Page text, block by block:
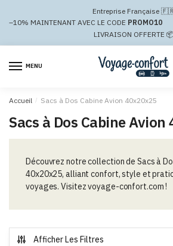
navigation
Entreprise Française
–10% MAINTENANT AVEC LE CODE PROMO10
LIVRAISON OFFERTE
MENU
Accueil / Sacs à Dos Cabine Avion 40x20x25
Sacs à Dos Cabine Avion
Découvrez notre collection de Sacs à
40x20x25, alliant confort, style et
voyages. Visitez voyage-confort.com !
Afficher Les Filtres